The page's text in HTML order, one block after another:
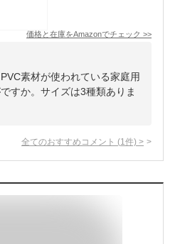
価格と在庫をAmazonでチェック >>
素材が使われている家庭用
すか。サイズは3種類ありま
全てのおすすめコメント (1 件) >